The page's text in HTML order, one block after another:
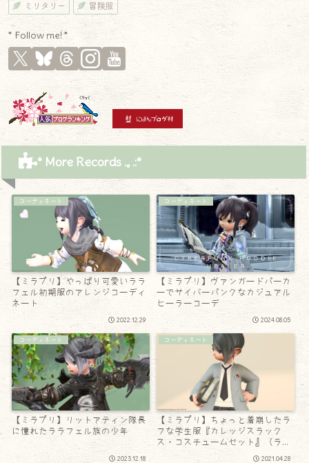
ミリタリー 冒険服
* Follow me! *
* More Records .｡.:*
コーディネート
【ミラプリ】やっぱり可愛いララ
フェル初期服のアレンジコーディ
ネート
2022.12.29
コーディネート
【ミラプリ】ヴァンガードパーカ
ーでサイバーパンクなカジュアル
ヒーラーコーデ
2024.08.05
コーディネート
【ミラプリ】リットアティン隊長
に憧れたララフェル族の少年
2023.12.18
コーディネート
【ミラプリ】ちょっと着崩したラ
フな学生服『カレッジスラック
ス・コスチュームセット』（ララ
2021.04.28